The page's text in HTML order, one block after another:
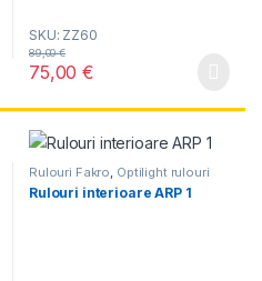
de prețuri: 74,00 € până la
Opțiunile pot fi alese în
u
t
o
f
SKU: ZZ60
75,00€
89,00€
Rulouri Fakro, Optilight rulouri
interioare Rulouri Optilight
Rulouri interioare ARP 1